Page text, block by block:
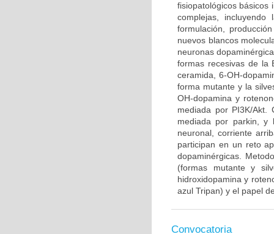
fisiopatológicos básicos
complejas,
formulación,
nuevos blancos
neuronas
formas recesivas de la
ceramida, 6-OH-
forma mutante y la
OH-dopamina y
mediada por PI3K/
mediada por parkin, y
neuronal, corriente
participan en un reto
dopaminérgicas.
(formas mutante y
hidroxidopamina y
azul Tripan) y el papel
Convocatoria